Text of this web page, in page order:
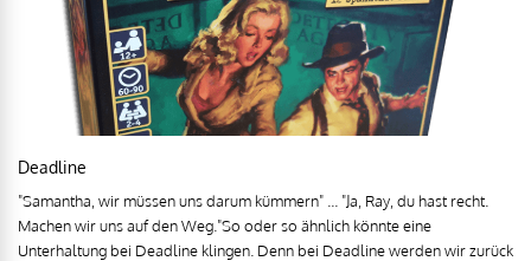
Deadline
"Samantha, wir müssen uns darum kümmern" ... "Ja, Ray, du hast recht.
Machen wir uns auf den Weg."So oder so ähnlich könnte eine
Unterhaltung bei Deadline klingen. Denn bei Deadline werden wir zurück